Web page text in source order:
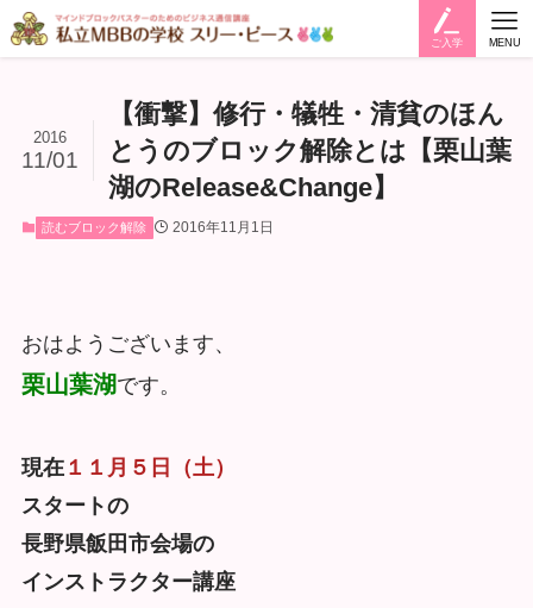
ご入学 MENU
【衝撃】修行・犠牲・清貧のほん
とうのブロック解除とは【栗山葉
湖のRelease&Change】
2016
11/01
読むブロック解除 2016年11月1日
おはようございます、
栗山葉湖です。
現在１１月５日（土）
スタートの
長野県飯田市会場の
インストラクター講座